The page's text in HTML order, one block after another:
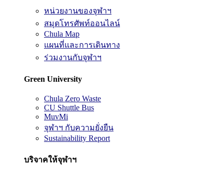
หน่วยงานของจุฬาฯ
สมุดโทรศัพท์ออนไลน์
Chula Map
แผนที่และการเดินทาง
ร่วมงานกับจุฬาฯ
Green University
Chula Zero Waste
CU Shuttle Bus
MuvMi
จุฬาฯ กับความยั่งยืน
Sustainability Report
บริจาคให้จุฬาฯ